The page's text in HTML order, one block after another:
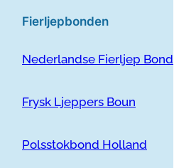
Fierljepbonden
Nederlandse Fierljep Bond
Frysk Ljeppers Boun
Polsstokbond Holland